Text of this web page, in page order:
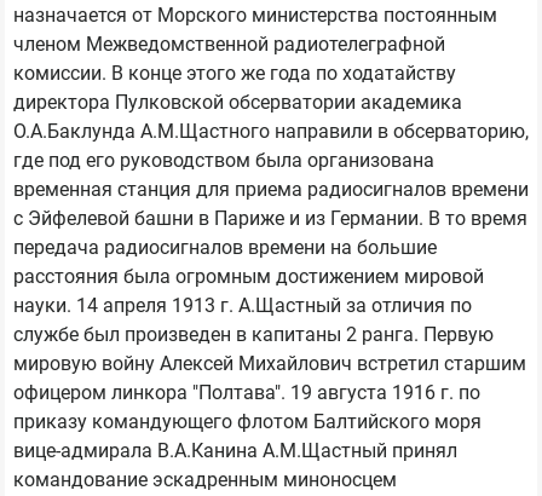
назначается от Морского министерства постоянным
членом Межведомственной радиотелеграфной
комиссии. В конце этого же года по ходатайству
директора Пулковской обсерватории академика
О.А.Баклунда А.М.Щастного направили в обсерваторию,
где под его руководством была организована
временная станция для приема радиосигналов времени
с Эйфелевой башни в Париже и из Германии. В то время
передача радиосигналов времени на большие
расстояния была огромным достижением мировой
науки. 14 апреля 1913 г. А.Щастный за отличия по
службе был произведен в капитаны 2 ранга. Первую
мировую войну Алексей Михайлович встретил старшим
офицером линкора "Полтава". 19 августа 1916 г. по
приказу командующего флотом Балтийского моря
вице-адмирала В.А.Канина А.М.Щастный принял
командование эскадренным миноносцем